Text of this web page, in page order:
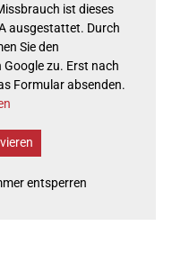
ist dieses
ausgestattet. Durch
Sie den
zu. Erst nach
Formular absenden.
entsperren